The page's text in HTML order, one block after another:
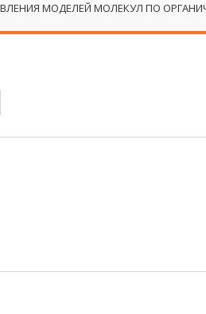
МОДЕЛЕЙ МОЛЕКУЛ ПО